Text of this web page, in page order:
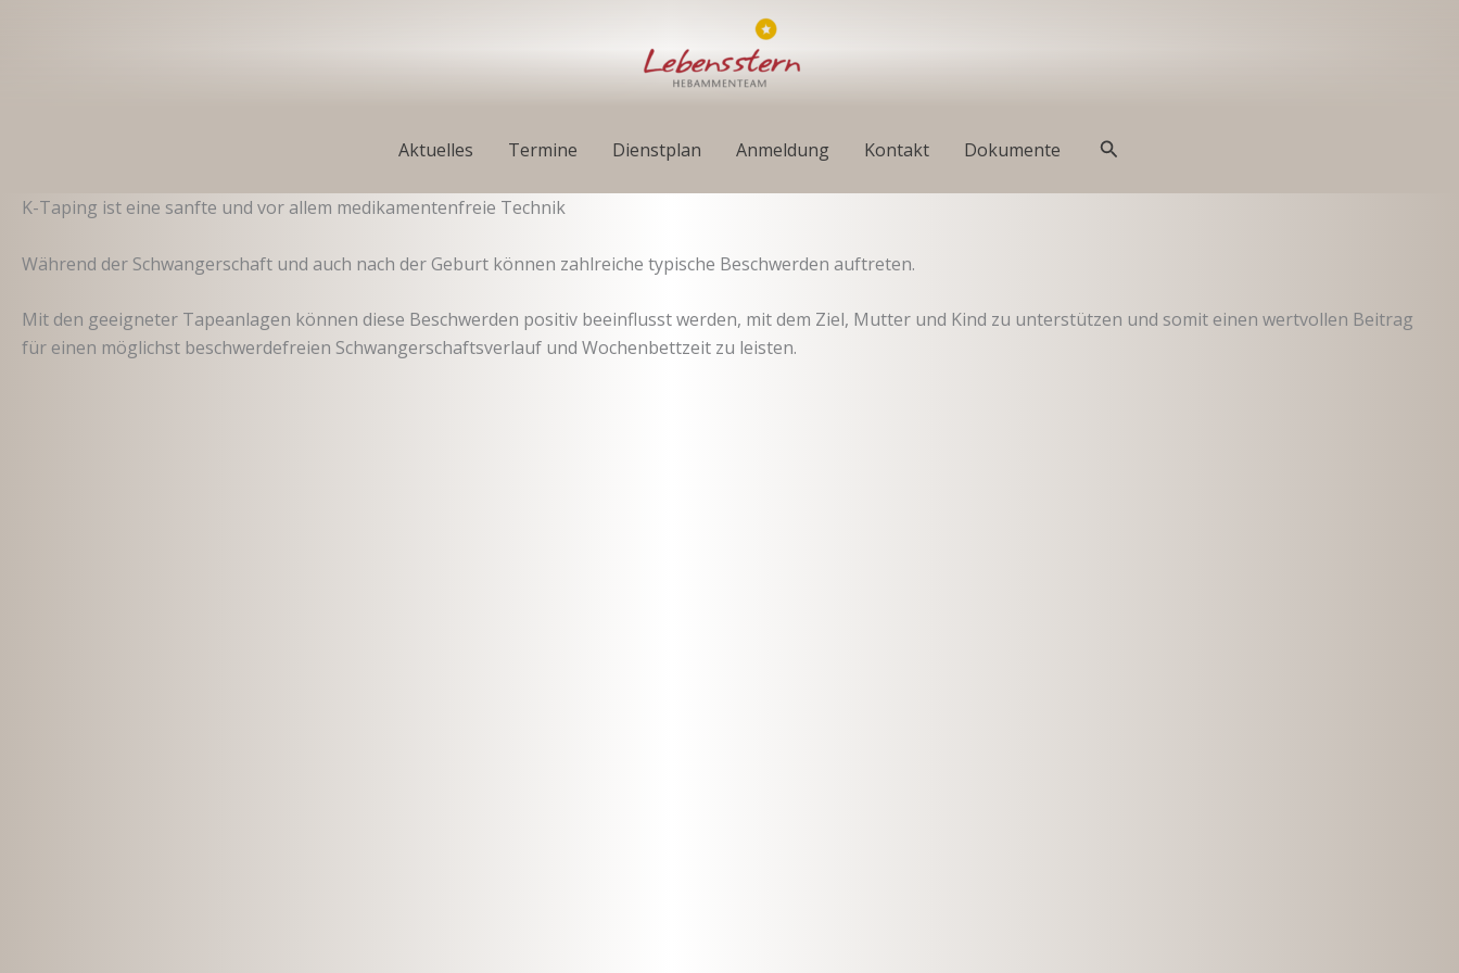
Aktuelles Termine Dienstplan Anmeldung Kontakt Dokumente Suchen
K-Taping ist eine sanfte und vor allem medikamentenfreie Technik
Während der Schwangerschaft und auch nach der Geburt können zahlreiche typische Beschwerden auftreten.
Mit den geeigneter Tapeanlagen können diese Beschwerden positiv beeinflusst werden, mit dem Ziel, Mutter und Kind zu unterstützen und somit einen wertvollen Beitrag
für einen möglichst beschwerdefreien Schwangerschaftsverlauf und Wochenbettzeit zu leisten.